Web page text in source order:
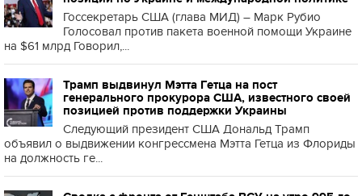
Госсекретарь США (глава МИД) – Марк Рубио
Голосовал против пакета военной помощи Украине
на $61 млрд Говорил,...
Трамп выдвинул Мэтта Гетца на пост
генерального прокурора США, известного своей
позицией против поддержки Украины
Следующий президент США Дональд Трамп
объявил о выдвижении конгрессмена Мэтта Гетца из Флориды
на должность ге...